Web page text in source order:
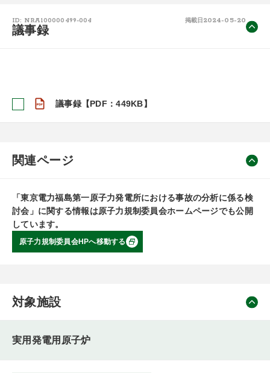
ID: NRA100000499-004 掲載日 2024-05-20
議事録
議事録【PDF：449KB】
関連ページ
「東京電力福島第一原子力発電所における事故の分析に係る検
討会」に関する情報は原子力規制委員会ホームページでも公開
しています。
原子力規制委員会HPへ移動する
対象施設
実用発電用原子炉